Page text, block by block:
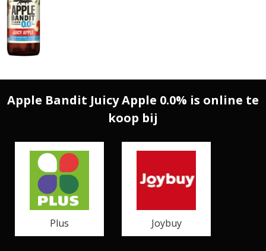
Apple Bandit Juicy Apple 0.0% is online te
koop bij
Plus Joybuy